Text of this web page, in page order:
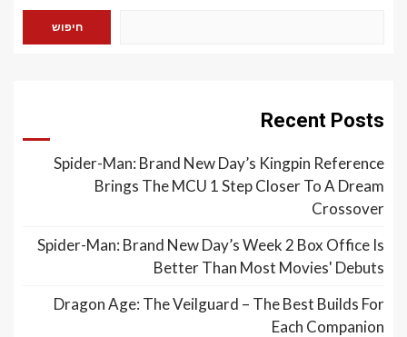
חיפוש
Recent Posts
Spider-Man: Brand New Day’s Kingpin Reference
Brings The MCU 1 Step Closer To A Dream
Crossover
Spider-Man: Brand New Day’s Week 2 Box Office Is
Better Than Most Movies' Debuts
Dragon Age: The Veilguard – The Best Builds For
Each Companion